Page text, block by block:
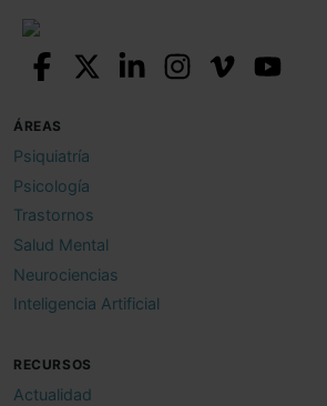
ÁREAS
Psiquiatría
Psicología
Trastornos
Salud Mental
Neurociencias
Inteligencia Artificial
RECURSOS
Actualidad